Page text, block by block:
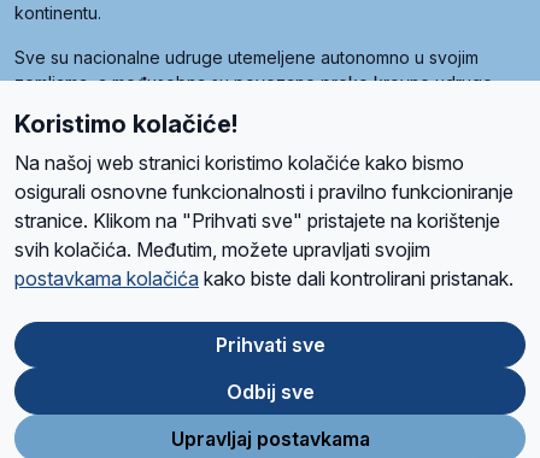
kontinentu.
Sve su nacionalne udruge utemeljene autonomno u svojim
zemljama, a međusobna su povezane preko krovne udruge
Radio Maria). Svjetsku obitelj utemeljilo je sedam članica, među
kojima je i hrvatska Udruga Radio Marija.
O namaRadio ProgramVolonteriPrijateljiKontaktPravila privatnosti
Ova stranica je zaštićena Google reCAPTCHA sustavom
Store
Google
Play
Koristimo kolačiće!
Na našoj web stranici koristimo kolačiće kako bismo
osigurali osnovne funkcionalnosti i pravilno funkcioniranje
stranice. Klikom na "Prihvati sve" pristajete na korištenje
svih kolačića. Međutim, možete upravljati svojim
postavkama kolačića kako biste dali kontrolirani pristanak.
Prihvati sve
Odbij sve
Upravljaj postavkama